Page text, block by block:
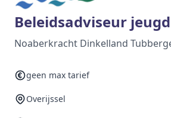
Freelance
Detachering
Interim opdrachten statistiek
Beleidsadviseur jeugd
Noaberkracht Dinkelland
geen max tarief
Overijssel